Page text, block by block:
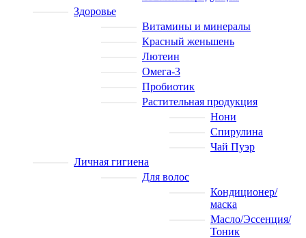
Здоровье
Витамины и минералы
Красный женьшень
Лютеин
Омега-3
Пробиотик
Растительная продукция
Нони
Спирулина
Чай Пуэр
Личная гигиена
Для волос
Кондиционер/
маска
Масло/Эссенция/
Тоник